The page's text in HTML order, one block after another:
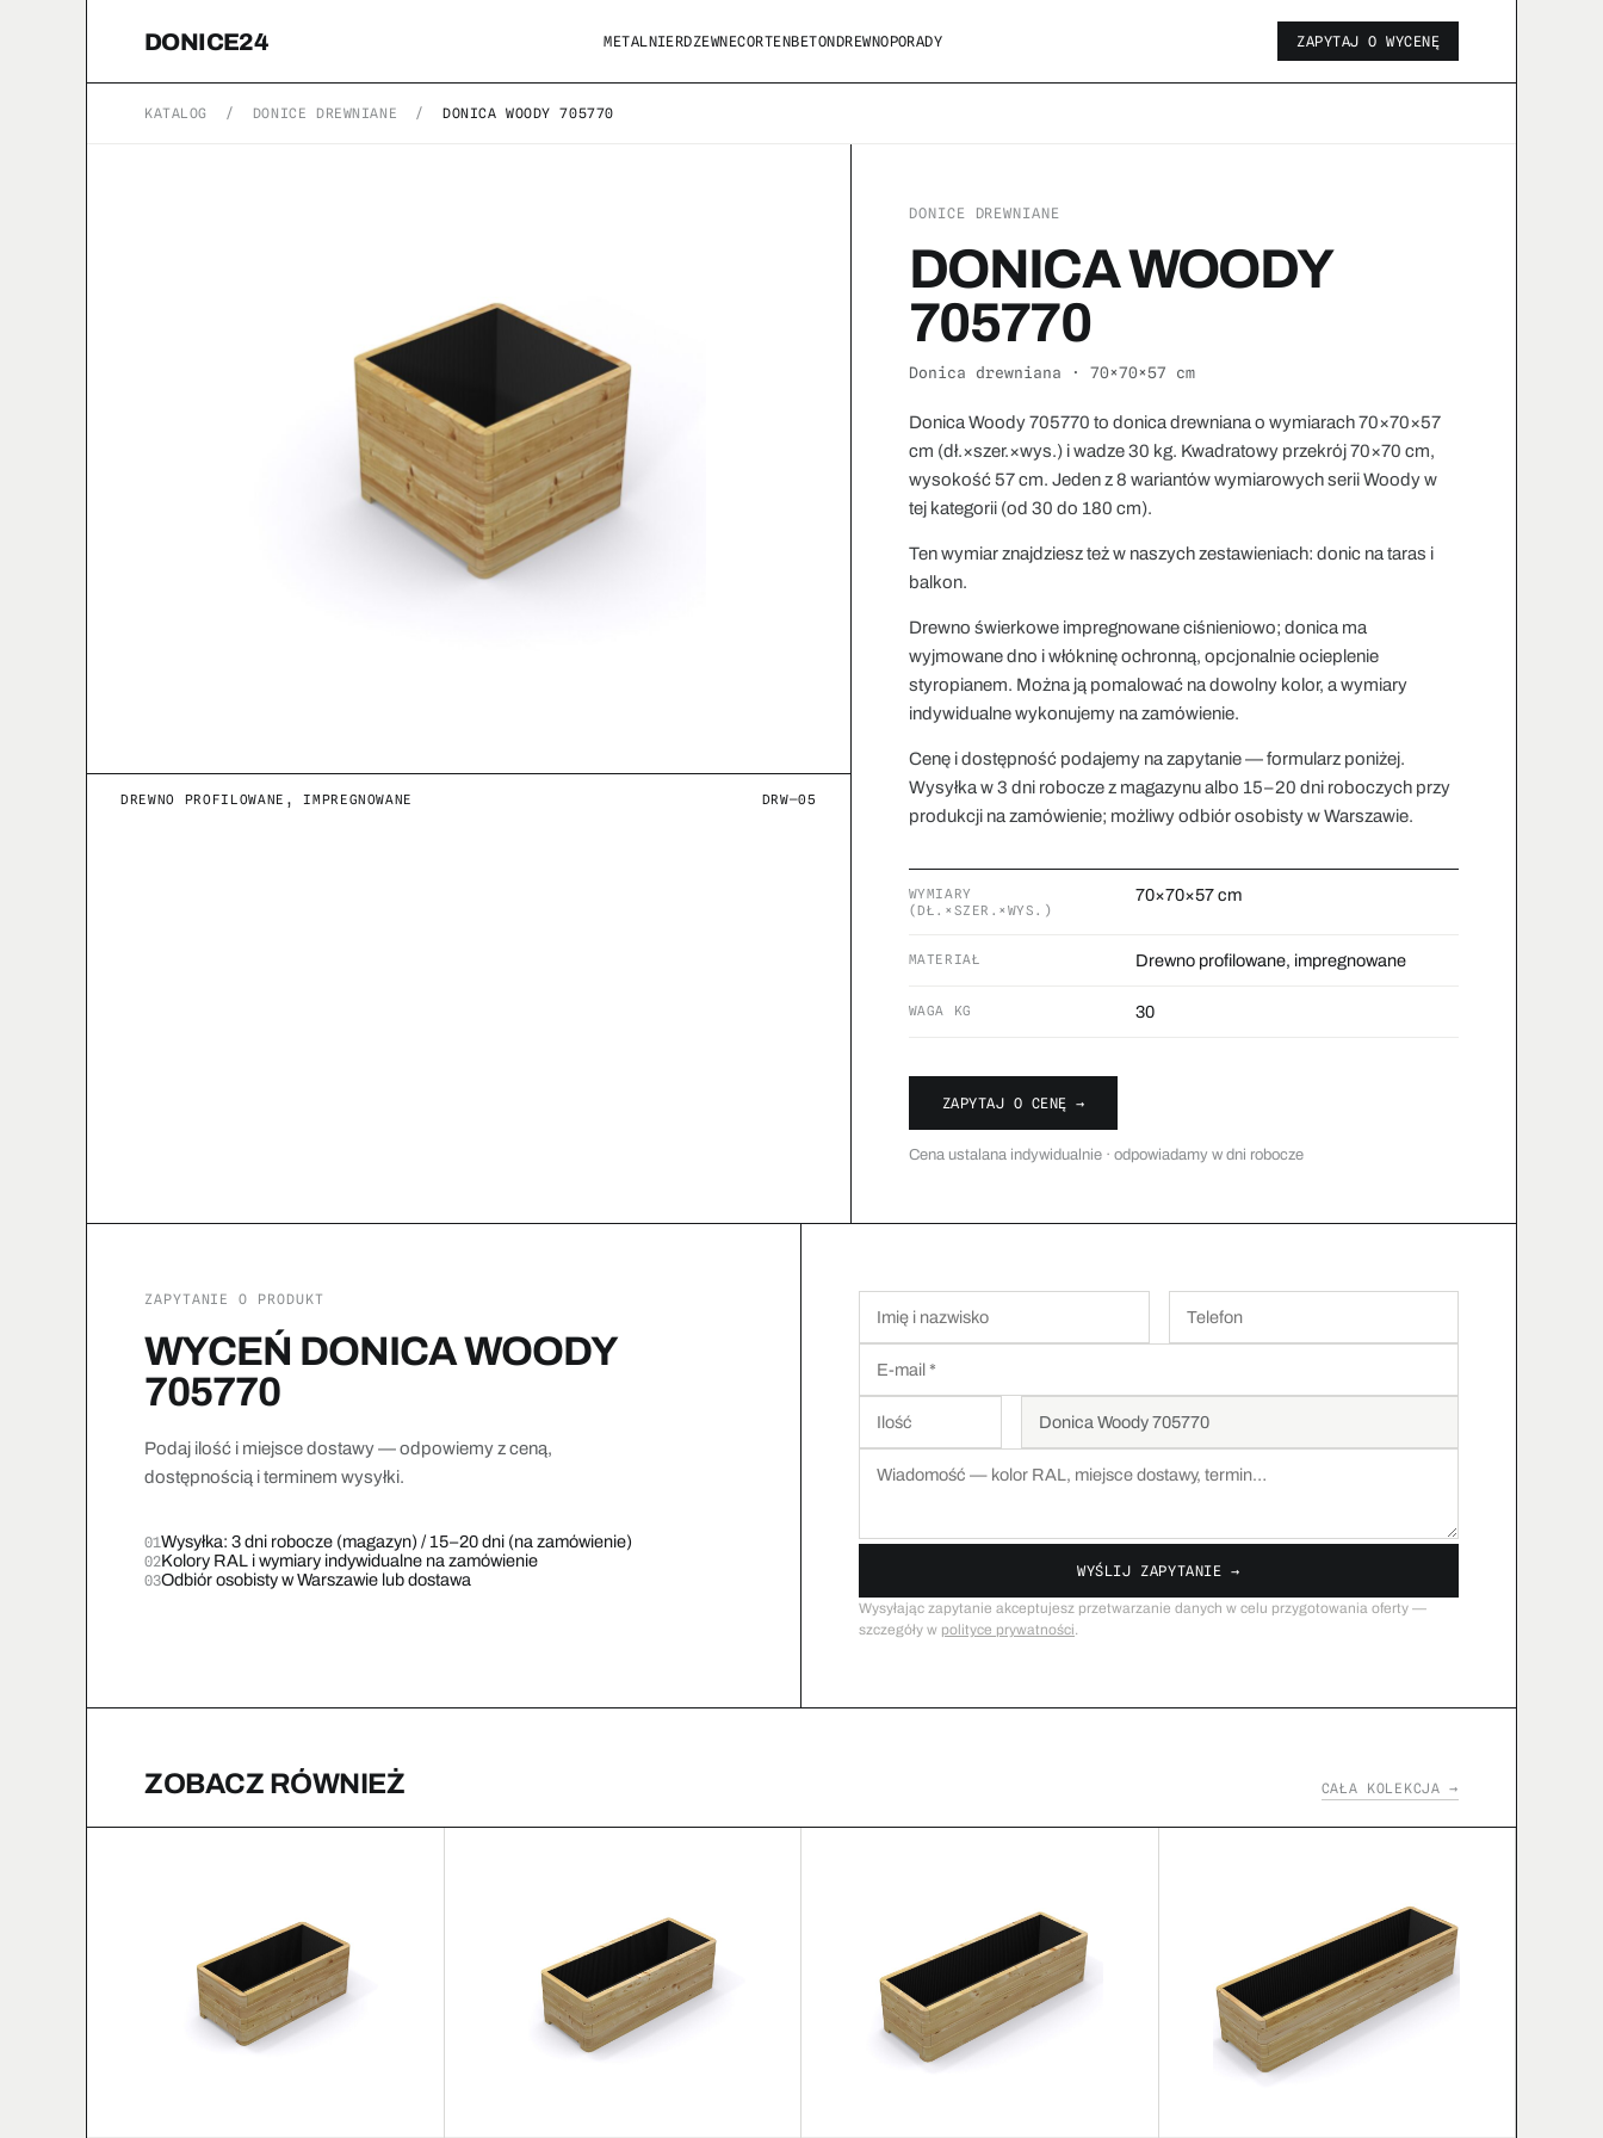
DONICE24 METALNIERDZEWNECORTENBETONDREWNOPORADY ZAPYTAJ O WYCENĘ
KATALOG / DONICE DREWNIANE / DONICA WOODY 705770
DREWNO PROFILOWANE, IMPREGNOWANE DRW—05
DONICE DREWNIANE
DONICA WOODY
705770
Donica drewniana · 70×70×57 cm
Donica Woody 705770 to donica drewniana o wymiarach 70×70×57
cm (dł.×szer.×wys.) i wadze 30 kg. Kwadratowy przekrój 70×70 cm,
wysokość 57 cm. Jeden z 8 wariantów wymiarowych serii Woody w
tej kategorii (od 30 do 180 cm).
Ten wymiar znajdziesz też w naszych zestawieniach: donic na taras i
balkon.
Drewno świerkowe impregnowane ciśnieniowo; donica ma
wyjmowane dno i włókninę ochronną, opcjonalnie ocieplenie
styropianem. Można ją pomalować na dowolny kolor, a wymiary
indywidualne wykonujemy na zamówienie.
Cenę i dostępność podajemy na zapytanie — formularz poniżej.
Wysyłka w 3 dni robocze z magazynu albo 15–20 dni roboczych przy
produkcji na zamówienie; możliwy odbiór osobisty w Warszawie.
WYMIARY
(DŁ.×SZER.×WYS.)
70×70×57 cm
MATERIAŁ Drewno profilowane, impregnowane
WAGA KG 30
ZAPYTAJ O CENĘ →
Cena ustalana indywidualnie · odpowiadamy w dni robocze
ZAPYTANIE O PRODUKT
WYCEŃ DONICA WOODY
705770
Podaj ilość i miejsce dostawy — odpowiemy z ceną,
dostępnością i terminem wysyłki.
01Wysyłka: 3 dni robocze (magazyn) / 15–20 dni (na zamówienie)
02Kolory RAL i wymiary indywidualne na zamówienie
03Odbiór osobisty w Warszawie lub dostawa WYŚLIJ ZAPYTANIE →
Wysyłając zapytanie akceptujesz przetwarzanie danych w celu przygotowania oferty —
szczegóły w polityce prywatności.
ZOBACZ RÓWNIEŻ CAŁA KOLEKCJA →